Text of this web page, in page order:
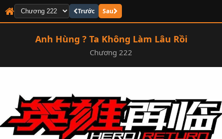
Trước Sau
Anh Hùng ? Ta Không Làm Lâu Rồi
Chương 222